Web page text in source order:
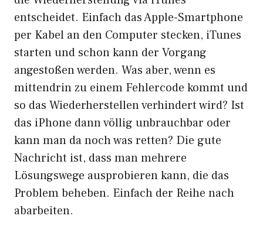
entscheidet. Einfach das Apple-Smartphone
per Kabel an den Computer stecken, iTunes
starten und schon kann der Vorgang
angestoßen werden. Was aber, wenn es
mittendrin zu einem Fehlercode kommt und
so das Wiederherstellen verhindert wird? Ist
das iPhone dann völlig unbrauchbar oder
kann man da noch was retten? Die gute
Nachricht ist, dass man mehrere
Lösungswege ausprobieren kann, die das
Problem beheben. Einfach der Reihe nach
abarbeiten.